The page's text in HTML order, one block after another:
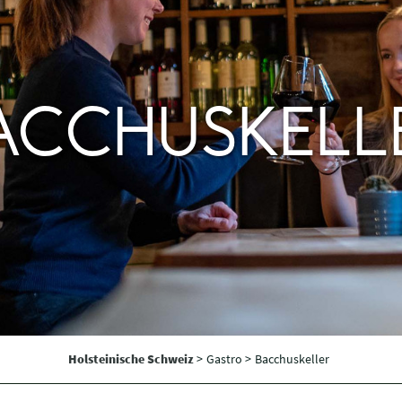
Holsteinische Schweiz> Gastro > Bacchuskeller